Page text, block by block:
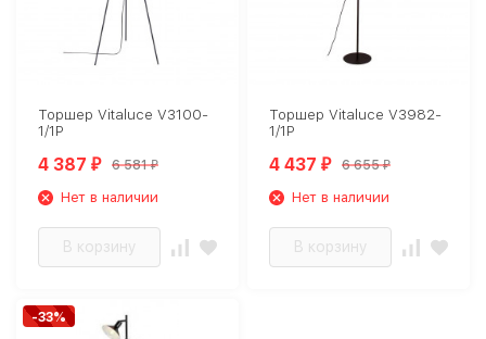
Торшер Vitaluce V3100-
1/1P
4 387₽ 6 581₽
Нет в наличии
В корзину
Торшер Vitaluce V3982-
1/1P
4 437₽ 6 655₽
Нет в наличии
В корзину
-33%